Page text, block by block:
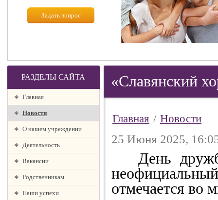
Задать вопрос
РАЗДЕЛЫ САЙТА
Главная
Новости
О нашем учреждении
Деятельность
Вакансии
Родственникам
Наши успехи
«Славянский
Главная / Новости
25 Июня 2025,
День
отмечается во